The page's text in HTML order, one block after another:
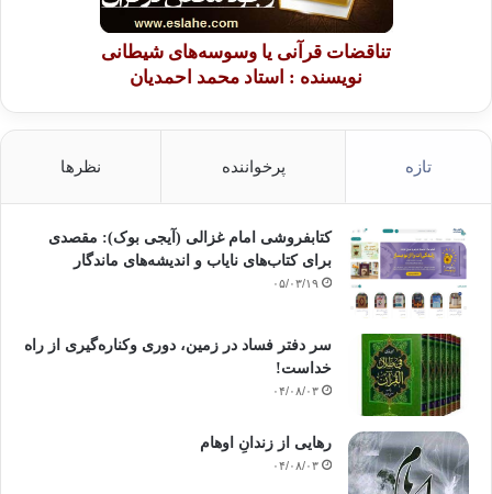
تناقضات قرآنی یا وسوسه‌های شیطانی
نویسنده : استاد محمد احمدیان
تازه پرخواننده نظرها
کتابفروشی امام غزالی (آیجی بوک): مقصدی
برای کتاب‌های نایاب و اندیشه‌های ماندگار
۰۵/۰۳/۱۹
سر دفتر فساد در زمین‌، دوری وکناره‌گیری از راه
خداست‌!
۰۴/۰۸/۰۳
رهایی از زندانِ اوهام
۰۴/۰۸/۰۳